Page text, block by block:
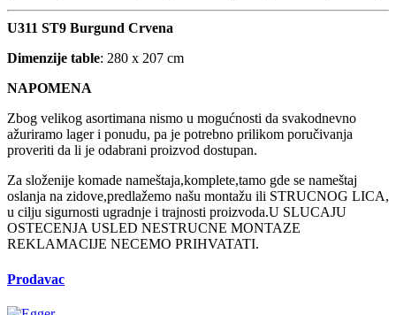
U311 ST9 Burgund Crvena
Dimenzije table: 280 x 207 cm
NAPOMENA
Zbog velikog asortimana nismo u mogućnosti da svakodnevno
ažuriramo lager i ponudu, pa je potrebno prilikom poručivanja
proveriti da li je odabrani proizvod dostupan.
Za složenije komade nameštaja,komplete,tamo gde se nameštaj
oslanja na zidove,predlažemo našu montažu ili STRUCNOG LICA,
u cilju sigurnosti ugradnje i trajnosti proizvoda.U SLUCAJU
OSTECENJA USLED NESTRUCNE MONTAZE
REKLAMACIJE NECEMO PRIHVATATI.
Prodavac